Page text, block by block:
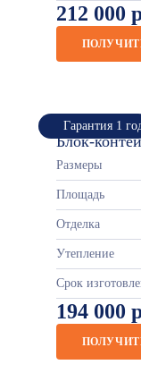
212 000
Гарантия 1
Блок-
Размеры
Площадь
Отделка
Утепление
Срок
194 000